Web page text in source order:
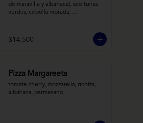
de maravilla y albahaca), aceitunas
verdes, cebolla morada,
$14.500
Pizza Margareeta
tomate cherry, mozzarella, ricotta,
albahaca, parmesano.